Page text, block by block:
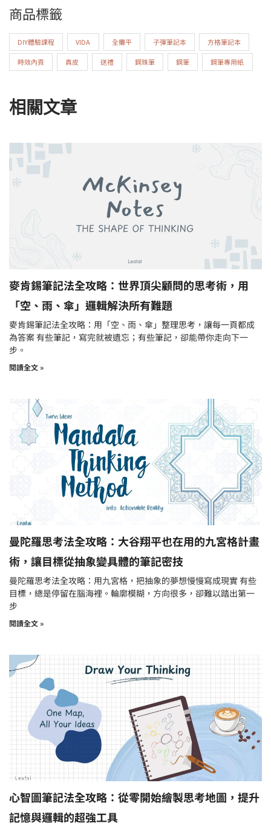
商品標籤
DIY體驗課程 VIDA 全攤平 子彈筆記本 方格筆記本
時效內頁 真皮 送禮 鋼珠筆 鋼筆 鋼筆專用紙
相關文章
麥肯錫筆記法全攻略：世界頂尖顧問的思考術，用
「空、雨、傘」邏輯解決所有難題
麥肯錫筆記法全攻略：用「空、雨、傘」整理思考，讓每一頁都成
為答案 有些筆記，寫完就被遺忘；有些筆記，卻能帶你走向下一
步。
閱讀全文 »
曼陀羅思考法全攻略：大谷翔平也在用的九宮格計畫
術，讓目標從抽象變具體的筆記密技
曼陀羅思考法全攻略：用九宮格，把抽象的夢想慢慢寫成現實 有些
目標，總是停留在腦海裡。輪廓模糊，方向很多，卻難以踏出第一
步
閱讀全文 »
心智圖筆記法全攻略：從零開始繪製思考地圖，提升
記憶與邏輯的超強工具